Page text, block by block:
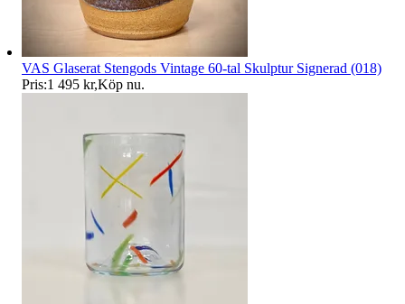
VAS Glaserat Stengods Vintage 60-tal Skulptur Signerad (018)
Pris:1 495 kr,Köp nu.